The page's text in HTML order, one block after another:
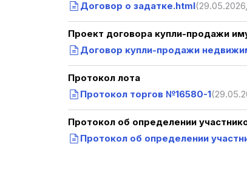
Договор о задатке.html
Проект договора купли-продажи
Договор купли-продажи
Протокол лота
Протокол торгов №16580-1
Протокол об определении
Протокол об определении